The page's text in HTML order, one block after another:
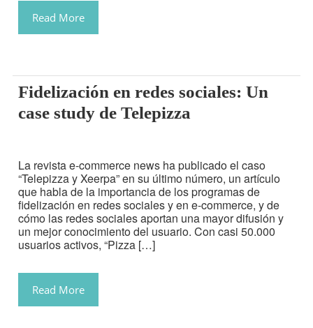
Read More
Fidelización en redes sociales: Un
case study de Telepizza
La revista e-commerce news ha publicado el caso
“Telepizza y Xeerpa” en su último número, un artículo
que habla de la importancia de los programas de
fidelización en redes sociales y en e-commerce, y de
cómo las redes sociales aportan una mayor difusión y
un mejor conocimiento del usuario. Con casi 50.000
usuarios activos, “Pizza […]
Read More